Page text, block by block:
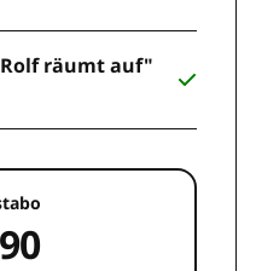
räumt auf"